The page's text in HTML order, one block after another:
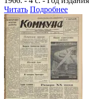
Читать Подробнее